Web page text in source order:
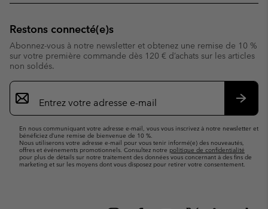
Restons connecté(e)s
Abonnez-vous à notre newsletter et obtenez une remise de 10 %
sur votre première commande dès 120 € d’achats sur les articles
non soldés.
Inscription
par
e-
En nous communiquant votre adresse e-mail, vous vous inscrivez à notre newsletter et
bénéficiez d’une remise de bienvenue de 10 %.
Nous utiliserons votre adresse e-mail pour vous tenir informé(e) des nouveautés,
offres et événements promotionnels. Consultez notre politique de confidentialité
pour plus de détails sur notre traitement des données vous concernant à des fins de
marketing et sur les moyens dont vous disposez pour retirer votre consentement.